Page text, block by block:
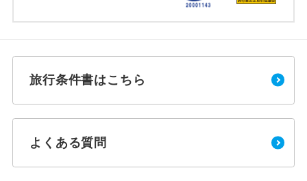
旅行条件書はこちら
よくある質問